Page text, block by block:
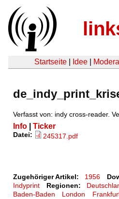
Startseite Idee
Verfasst von: indy cross-reader.
Info Ticker
Datei: 245317.pdf
Zugehöriger Artikel: 1956
Indyprint
Regionen:
Baden-Baden
London